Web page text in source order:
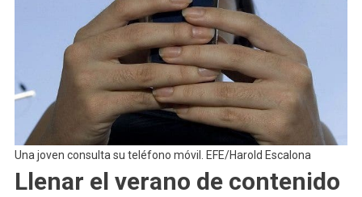
Una joven consulta su teléfono móvil. EFE/Harold Escalona
Llenar el verano de contenido